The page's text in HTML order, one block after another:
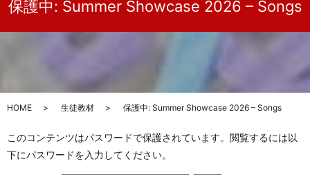
保護中: Summer Showcase 2026 – Songs
HOME 生徒教材 保護中: Summer Showcase 2026 – Songs
このコンテンツはパスワードで保護されています。閲覧するには以
下にパスワードを入力してください。